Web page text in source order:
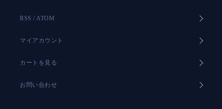
RSS / ATOM
マイアカウント
カートを見る
お問い合わせ